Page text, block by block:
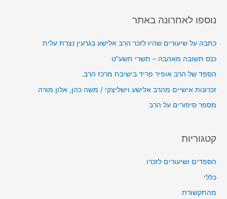
א
ד
י
ו
נוספו לאחרונה באתר
כתבה על שיעורים שהיו לזכר הרב אלישע בגרעין נצרת עלית
כנס תשובה מאהבה – תשרי תשע”ט
הספד של הרב אופיר פריד בישיבת מרכז הרב.
זכרונות אישיים מהרב אלישע וישליצקי / משה כהן, אלון מורה
מספר סיפורים על הרב
קטגוריות
הספדים ושיעורים לזכרו
כללי
מהתקשורת